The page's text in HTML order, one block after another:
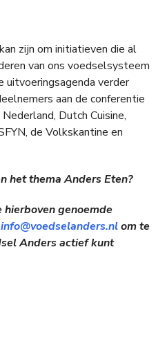
zijn om initiatieven die al
van ons voedselsysteem
uitvoeringsagenda verder
aan de conferentie
Dutch Cuisine,
de Volkskantine en
het thema Anders Eten?
hierboven genoemde
info@voedselanders.nlom te
Anders actief kunt